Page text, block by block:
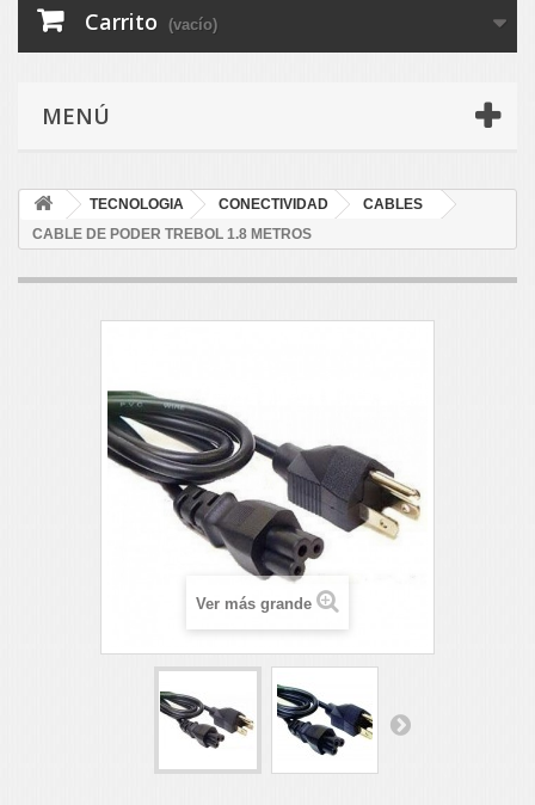
Carrito (vacío)
MENÚ
TECNOLOGIA CONECTIVIDAD
CABLES
CABLE DE PODER TREBOL 1.8 METROS
Ver más grande